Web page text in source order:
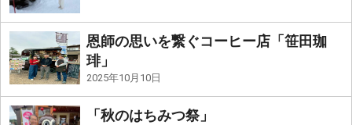
恩師の思いを繋ぐコーヒー店「笹田珈
琲」
2025年10月10日
「秋のはちみつ祭」